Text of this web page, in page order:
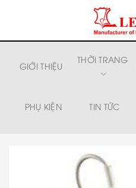
GIỚI THIỆU
THỜI TRANG
PHỤ KIỆN TIN TỨC